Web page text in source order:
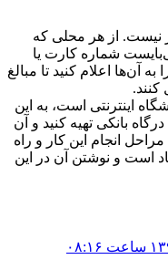
نیست. از هر محلی که
شماره کارت یا
آن‌ها اعلام کنید تا مبالغ
کنند.
اینترنتی است، به این
بانکی تهیه کنید و آن
انجام این کار و راه
است و نوشتن آن در این